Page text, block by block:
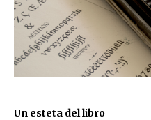
Un esteta del libro